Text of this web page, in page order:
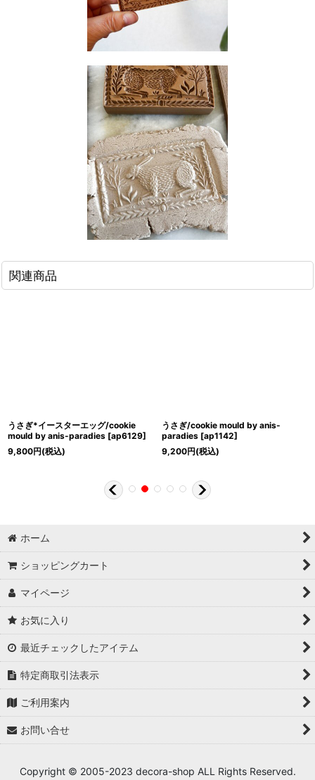
関連商品
うさぎ*イースターエッグ/cookie
mould by anis-paradies [ap6129]
9,800円(税込)
うさぎ/cookie mould by anis-
paradies [ap1142]
9,200円(税込)
ホーム
ショッピングカート
マイページ
お気に入り
最近チェックしたアイテム
特定商取引法表示
ご利用案内
お問い合せ
Copyright © 2005-2023 decora-shop ALL Rights Reserved.